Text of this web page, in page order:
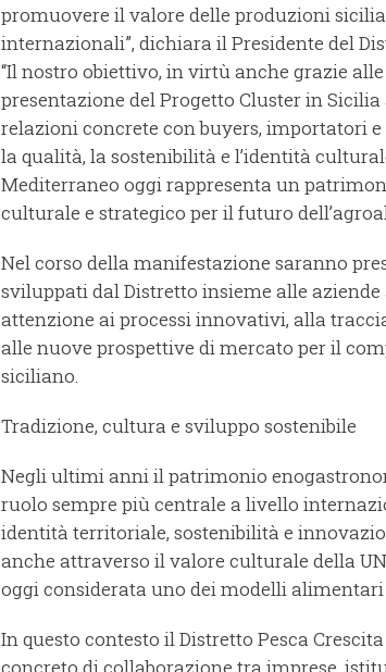
promuovere il valore delle produzioni
internazionali”, dichiara il Presidente del
“Il nostro obiettivo, in virtù anche grazie
presentazione del Progetto Cluster in
relazioni concrete con buyers, importatori
la qualità, la sostenibilità e l’identità
Mediterraneo oggi rappresenta un
culturale e strategico per il futuro
Nel corso della manifestazione saranno
sviluppati dal Distretto insieme alle
attenzione ai processi innovativi, alla
alle nuove prospettive di mercato per il
siciliano.
Tradizione, cultura e sviluppo sostenibile
Negli ultimi anni il patrimonio
ruolo sempre più centrale a livello
identità territoriale, sostenibilità e
anche attraverso il valore culturale della
oggi considerata uno dei modelli
In questo contesto il Distretto Pesca